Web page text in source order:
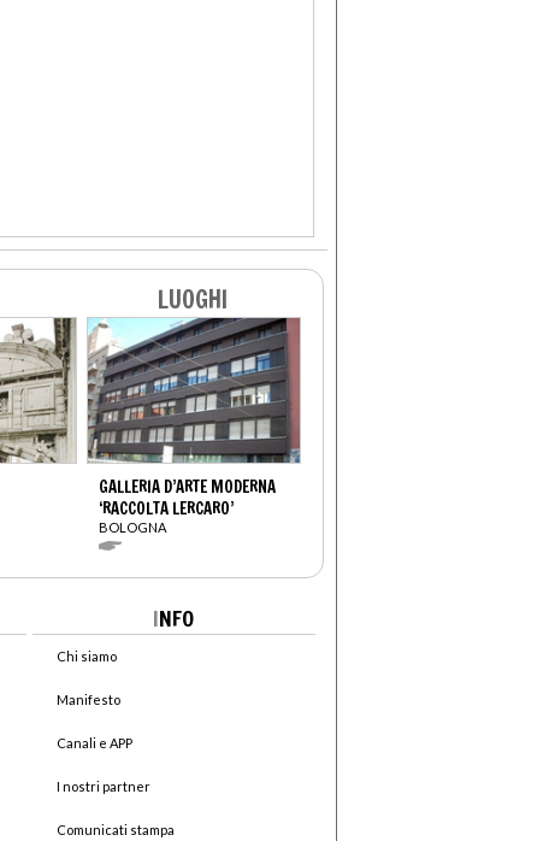
LUOGHI
GALLERIA D’ARTE MODERNA
‘RACCOLTA LERCARO’
BOLOGNA
INFO
Chi siamo
Manifesto
Canali e APP
I nostri partner
Comunicati stampa